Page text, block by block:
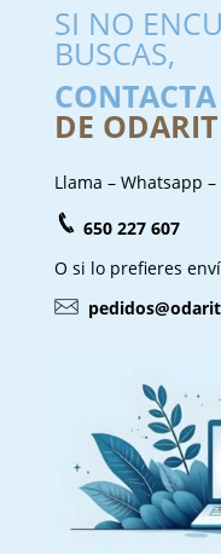
SI NO
BUSCAS,
CONTACTA
DE ODARIT
Llama – Whatsapp –
650 227 607
O si lo prefieres